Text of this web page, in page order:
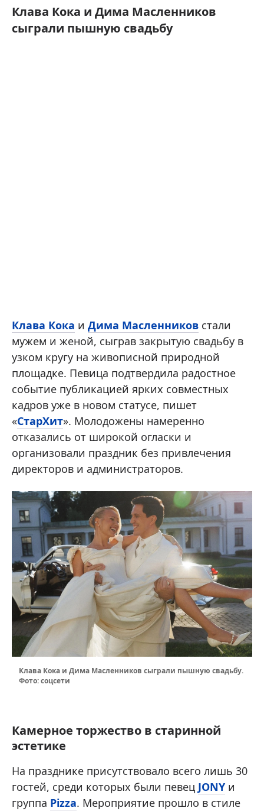
Клава Кока и Дима Масленников
сыграли пышную свадьбу
Клава Кока и Дима Масленников стали
мужем и женой, сыграв закрытую свадьбу в
узком кругу на живописной природной
площадке. Певица подтвердила радостное
событие публикацией ярких совместных
кадров уже в новом статусе, пишет
«СтарХит». Молодожены намеренно
отказались от широкой огласки и
организовали праздник без привлечения
директоров и администраторов.
Клава Кока и Дима Масленников сыграли пышную свадьбу.
Фото: соцсети
Камерное торжество в старинной
эстетике
На празднике присутствовало всего лишь 30
гостей, среди которых были певец JONY и
группа Pizza. Мероприятие прошло в стиле